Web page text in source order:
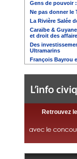
Gens de pouvoir
Ne pas donner le
La Rivière Salée
Caraïbe &
et droit des
Des
Ultramarins
François Bayrou
Retrouvez